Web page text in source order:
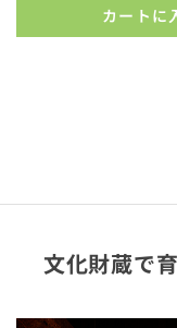
カートに
文化財蔵で